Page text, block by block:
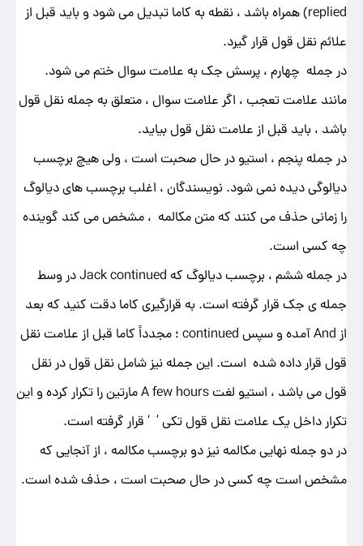
replied) همراه باشد ، نقطه به کاما تبدیل می شود و باید قبل از
علائم نقل قول قرار گیرد.
در جمله چهارم ، پرسش جک به علامت سوال ختم می شود.
مانند علامت تعجب ، اگر علامت سوال ، متعلق به جمله نقل قول
باشد ، باید قبل از علامت نقل قول بیاید.
در جمله پنجم ، استیو در حال صحبت است ، ولی هیچ برچسب
دیالوگی دیده نمی شود. نویسندگان ، اغلب برچسب های دیالوگ
را زمانی حذف می کنند که متن مکالمه ، مشخص می کند گوینده
چه کسی است.
در جمله ششم ، برچسب دیالوگ که Jack continued در وسط
جمله ی جک قرار گرفته است. به قرارگیری کاما دقت کنید که بعد
از And آمده و سپس continued ؛ مجدداً کاما قبل از علامت نقل
قول قرار داده شده است. این جمله نیز شامل نقل قول در نقل
قول می باشد ، استیو لغت A few hours مارتین را تکرار کرده و این
تکرار داخل یک علامت نقل قول تکی ’ ‘ قرار گرفته است.
در دو جمله نهایی مکالمه نیز دو برچسب مکالمه ، از آنجایی که
مشخص است چه کسی در حال صحبت است ، حذف شده است.